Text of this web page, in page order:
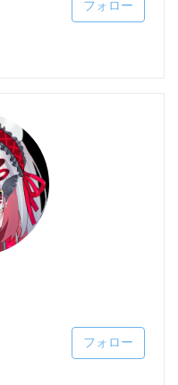
フォロー
フォロー